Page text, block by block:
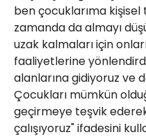
ben çocuklarıma
zamanda da almayı
uzak kalmaları için
faaliyetlerine
alanlarına gidiyoruz ve
Çocukları mümkün
geçirmeye teşvik
çalışıyoruz" ifadesini